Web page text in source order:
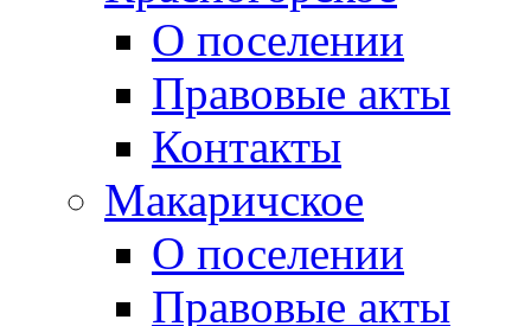
О поселении
Правовые акты
Контакты
Макаричское
О поселении
Правовые акты